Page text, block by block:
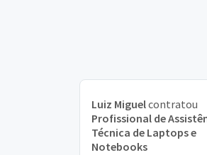
Luiz Miguelcontratou
Profissional de
Técnica de Laptops e
Notebooks